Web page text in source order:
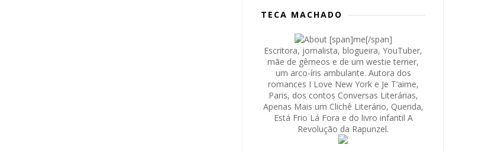
TECA MACHADO
Escritora, jornalista, blogueira, YouTuber,
mãe de gêmeos e de um westie terrier,
um arco-íris ambulante. Autora dos
romances I Love New York e Je T’aime,
Paris, dos contos Conversas Literárias,
Apenas Mais um Clichê Literário, Querida,
Está Frio Lá Fora e do livro infantil A
Revolução da Rapunzel.